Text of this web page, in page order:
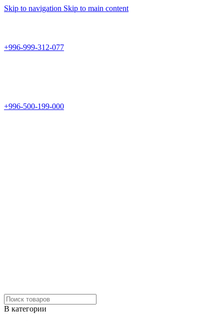
Skip to navigation Skip to main content
+996-999-312-077
+996-500-199-000
В категории